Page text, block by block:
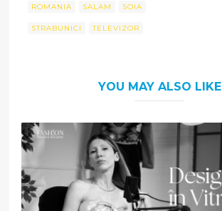
ROMANIA SALAM SOIA
STRABUNICI TELEVIZOR
YOU MAY ALSO LIKE